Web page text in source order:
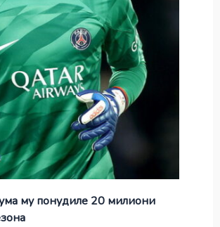
му понудиле 20 милиони